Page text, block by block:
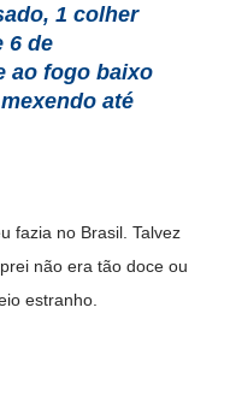
1 colher
6 de
ao fogo baixo
até
fazia no Brasil. Talvez
não era tão doce ou
estranho.